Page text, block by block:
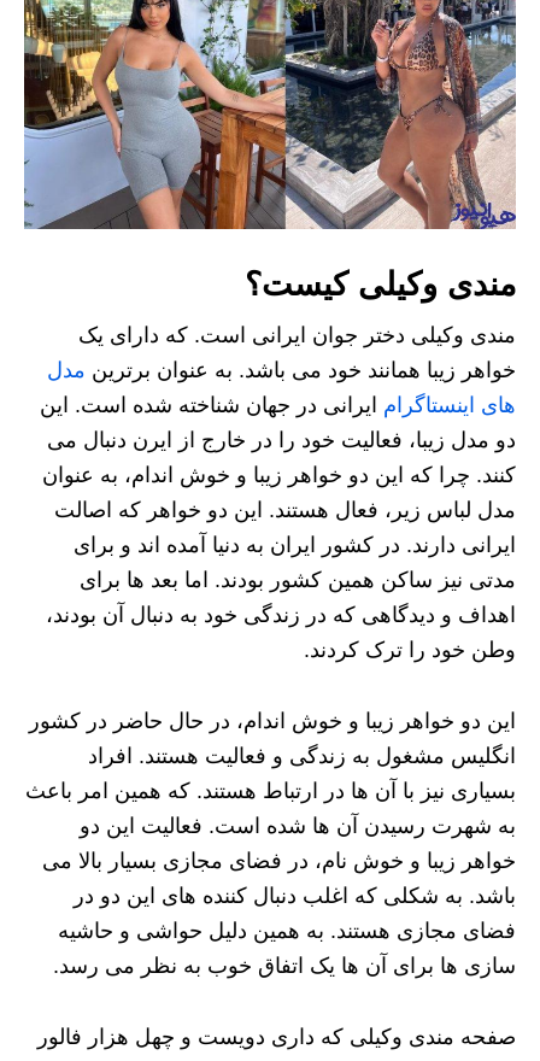
مندی وکیلی کیست؟
مندی وکیلی دختر جوان ایرانی است. که دارای یک
خواهر زیبا همانند خود می باشد. به عنوان برترین مدل
های اینستاگرام ایرانی در جهان شناخته شده است. این
دو مدل زیبا، فعالیت خود را در خارج از ایرن دنبال می
کنند. چرا که این دو خواهر زیبا و خوش اندام، به عنوان
مدل لباس زیر، فعال هستند. این دو خواهر که اصالت
ایرانی دارند. در کشور ایران به دنیا آمده اند و برای
مدتی نیز ساکن همین کشور بودند. اما بعد ها برای
اهداف و دیدگاهی که در زندگی خود به دنبال آن بودند،
وطن خود را ترک کردند.
این دو خواهر زیبا و خوش اندام، در حال حاضر در کشور
انگلیس مشغول به زندگی و فعالیت هستند. افراد
بسیاری نیز با آن ها در ارتباط هستند. که همین امر باعث
به شهرت رسیدن آن ها شده است. فعالیت این دو
خواهر زیبا و خوش نام، در فضای مجازی بسیار بالا می
باشد. به شکلی که اغلب دنبال کننده های این دو در
فضای مجازی هستند. به همین دلیل حواشی و حاشیه
سازی ها برای آن ها یک اتفاق خوب به نظر می رسد.
صفحه مندی وکیلی که داری دویست و چهل هزار فالور